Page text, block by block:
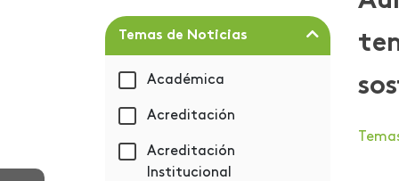
Temas de Noticias
Académica
Acreditación
Acreditación
Institucional